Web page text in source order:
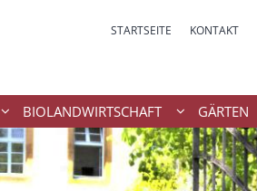
STARTSEITE KONTAKT
BIOLANDWIRTSCHAFT GÄRTEN